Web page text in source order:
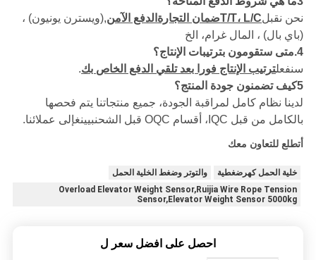
نحن نقبلT/T، L/Cضمان التجارة الدفع الآمن,(ويسترن يونيون) ،
(باي بال) ، المال غرام، الخ
4. متى ستقومون بترتيبات الإنتاج؟
سنفعلترتيب الإنتاج فورا بعد تلقي الدفع الخاص بك.
5كيف تضمنون جودة المنتج؟
لدينا نظام كامل لمراقبة الجودة، جميع منتجاتنا يتم فحصها
بالكامل من قبل IQC، أقسام OQC قبل الشحن
بيينغإلى عملائنا.
أتطلع للتعاون معك
خلية الحمل كهرضغطية
والتوتر وضغط الخلية الحمل
Overload Elevator Weight Sensor,Ruijia Wire Rope Tension
Sensor,Elevator Weight Sensor 5000kg
احصل على افضل سعر ل